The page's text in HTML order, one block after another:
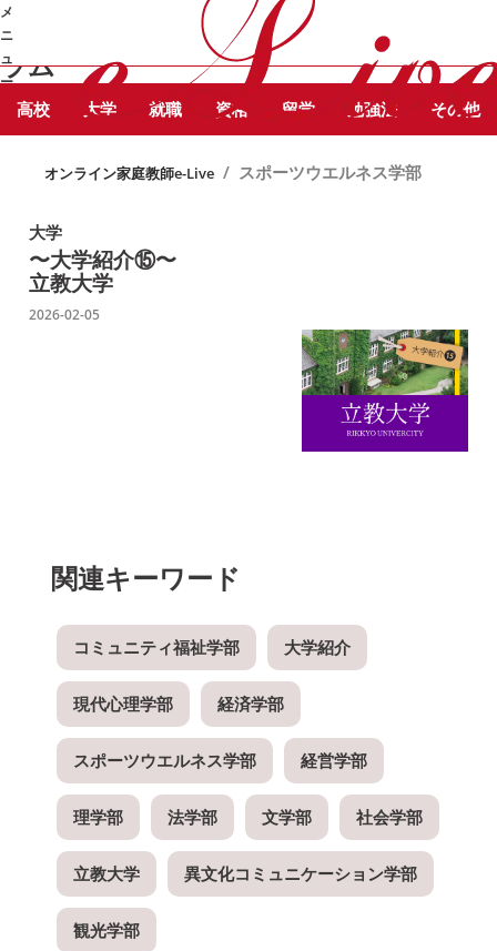
メ
ニ
ュ
ー
STUDY
COLUMN
ラム
スポーツウエルネス学部 に関する記事
をピックアップしています。
高校 大学 就職 資格 留学 勉強法 その他
オンライン家庭教師e-Live / スポーツウエルネス学部
大学
〜大学紹介⑮〜
立教大学
2026-02-05
関連キーワード
コミュニティ福祉学部 大学紹介
現代心理学部 経済学部
スポーツウエルネス学部 経営学部
理学部 法学部 文学部 社会学部
立教大学 異文化コミュニケーション学部
観光学部